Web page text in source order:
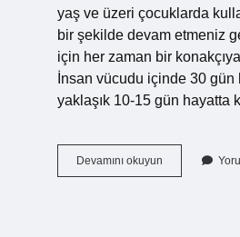
yaş ve üzeri çocuklarda
bir şekilde devam etmeniz
için her zaman bir
İnsan vücudu içinde 30
yaklaşık 10-15 gün
Devamını okuyun
Bitleri